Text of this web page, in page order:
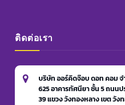
ติดต่อเรา
บริษัท ออร์คิดจ๊อบ ดอท คอม
625 อาคารทัศนียา ชั้น 5 ถนน
39 แขวง วังทองหลาง เขต วัง